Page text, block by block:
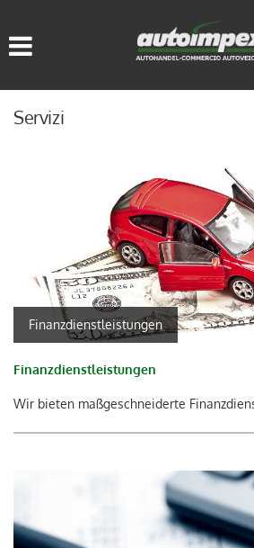
SPRACHE:
ITALIANO
DEUTSCH
ITALIANO
Servizi
Finanzdienstleistungen
Finanzdienstleistungen
Wir bieten maßgeschneiderte